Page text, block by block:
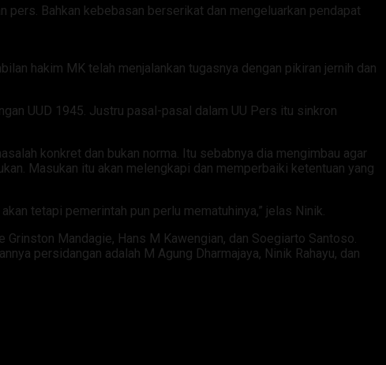
Bahkan kebebasan berserikat dan mengeluarkan pendapat
hakim MK telah menjalankan tugasnya dengan pikiran jernih dan
UUD 1945. Justru pasal-pasal dalam UU Pers itu sinkron
konkret dan bukan norma. Itu sebabnya dia mengimbau agar
Masukan itu akan melengkapi dan memperbaiki ketentuan yang
tetapi pemerintah pun perlu mematuhinya,” jelas Ninik.
Mandagie, Hans M Kawengian, dan Soegiarto Santoso.
persidangan adalah M Agung Dharmajaya, Ninik Rahayu, dan